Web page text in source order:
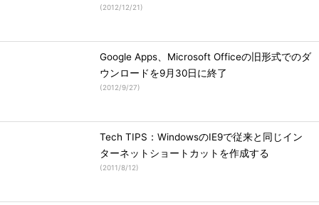
(2012/12/21)
Google Apps、Microsoft Officeの旧形式でのダ
ウンロードを9月30日に終了
(2012/9/27)
Tech TIPS：WindowsのIE9で従来と同じイン
ターネットショートカットを作成する
(2011/8/12)